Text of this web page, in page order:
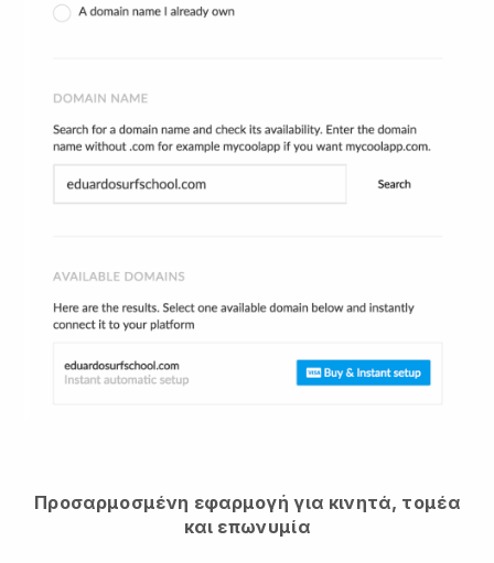
Προσαρμοσμένη εφαρμογή για κινητά, τομέα
και επωνυμία